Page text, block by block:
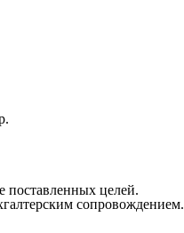
поставленных целей.
сопровождением.